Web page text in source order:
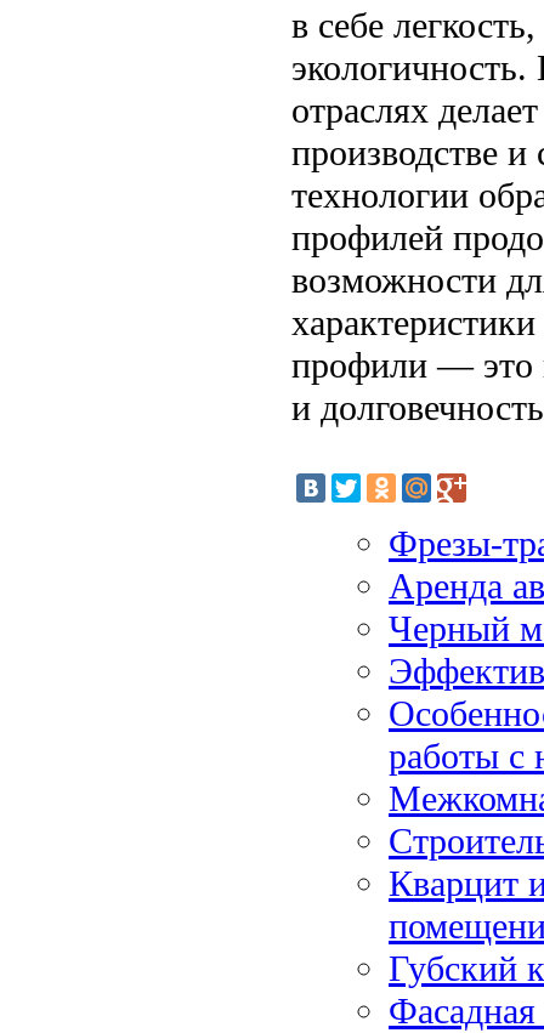
в себе
отраслях
производстве
технологии
профилей
возможности
профили — это
и
Фрезы-
Аренда
Черный
работы с
Кварцит
Губский
Фасадная